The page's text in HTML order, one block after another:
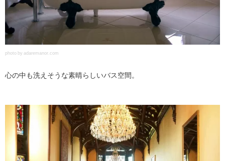
photo by adaremanor.com
心の中も洗えそうな素晴らしいバス空間。